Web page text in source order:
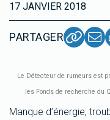
17 JANVIER 2018
PARTAGER
Le Détecteur de rumeurs est
les Fonds de recherche du
Manque d’énergie,